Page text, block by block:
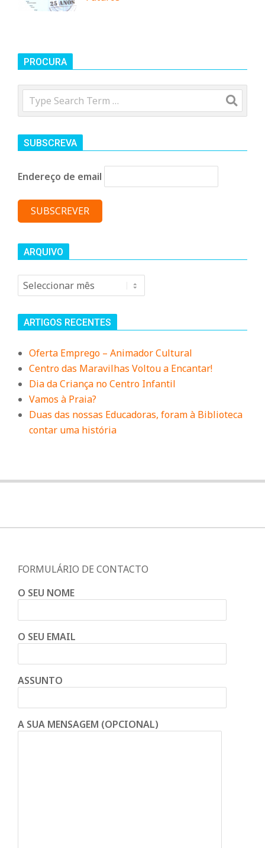
PROCURA
Search
SUBSCREVA
Endereço de email
ARQUIVO
Arquivo
ARTIGOS RECENTES
Oferta Emprego – Animador Cultural
Centro das Maravilhas Voltou a Encantar!
Dia da Criança no Centro Infantil
Vamos à Praia?
Duas das nossas Educadoras, foram à Biblioteca
contar uma história
FORMULÁRIO DE CONTACTO
O SEU NOME
O SEU EMAIL
ASSUNTO
A SUA MENSAGEM (OPCIONAL)